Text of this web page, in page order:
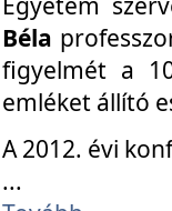
Béla
figyelmét a
emléket állító
A 2012. évi
...